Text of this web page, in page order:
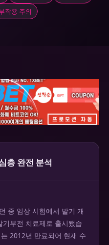
작용 주의
층 완전 분석
중 임상 시험에서 발기 개
부전 치료제로 출시됐습
2012년 만료되어 현재 수